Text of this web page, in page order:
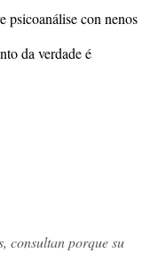
psicoanálise con nenos
da verdade é
consultan porque su